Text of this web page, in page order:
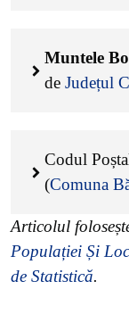
Muntele
de Județul
Codul
(Comuna
Articolul
Populației Și
de Statistică.